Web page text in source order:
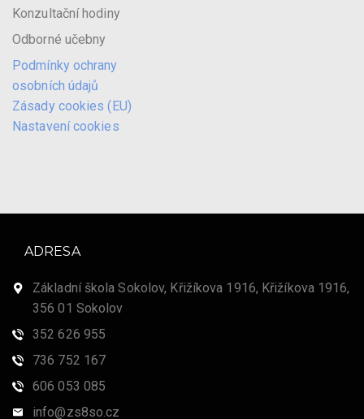
Konzultační hodiny
Odborné učebny
Podmínky ochrany
osobních údajů
Zásady cookies (EU)
Nastavení cookies
ADRESA
Základní škola Sokolov, Křižíkova 1916, Křižíkova 1916,
356 01 Sokolov
352 626 955
736 752 167
606 053 085
info@zs8so.cz